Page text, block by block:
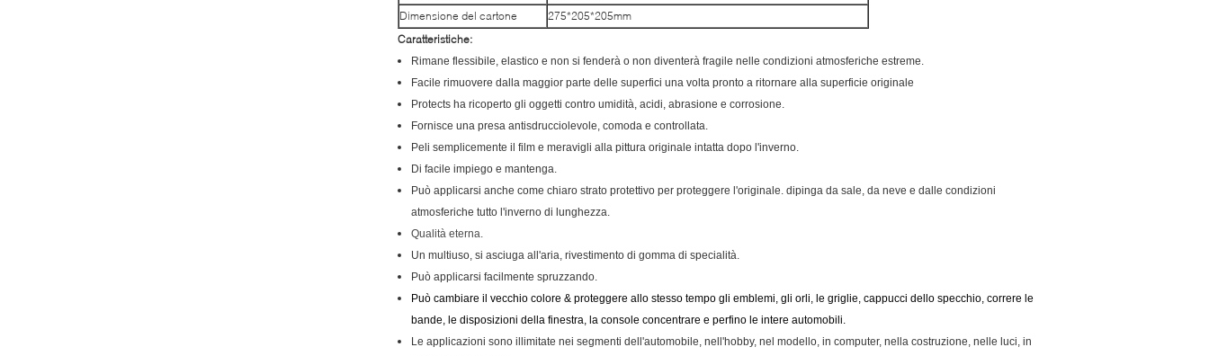
Dimensione del cartone
275*205*205mm
Caratteristiche:
Rimane flessibile, elastico e non si fenderà o non diventerà fragile nelle condizioni atmosferiche estreme.
Facile rimuovere dalla maggior parte delle superfici una volta pronto a ritornare alla superficie originale
Protects ha ricoperto gli oggetti contro umidità, acidi, abrasione e corrosione.
Fornisce una presa antisdrucciolevole, comoda e controllata.
Peli semplicemente il film e meravigli alla pittura originale intatta dopo l'inverno.
Di facile impiego e mantenga.
Può applicarsi anche come chiaro strato protettivo per proteggere l'originale. dipinga da sale, da neve e dalle condizioni
atmosferiche tutto l'inverno di lunghezza.
Qualità eterna.
Un multiuso, si asciuga all'aria, rivestimento di gomma di specialità.
Può applicarsi facilmente spruzzando.
Può cambiare il vecchio colore & proteggere allo stesso tempo gli emblemi, gli orli, le griglie, cappucci dello specchio, correre le
bande, le disposizioni della finestra, la console concentrare e perfino le intere automobili.
Le applicazioni sono illimitate nei segmenti dell'automobile, nell'hobby, nel modello, in computer, nella costruzione, nelle luci, in